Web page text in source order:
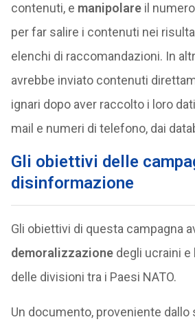
contenuti, e manipolareil
per far salire i contenuti nei
elenchi di raccomandazioni. In
avrebbe inviato contenuti
ignari dopo aver raccolto i loro
mail e numeri di telefono, dai
Gli obiettivi delle
disinformazione
Gli obiettivi di questa campagna
demoralizzazionedegli ucraini
delle divisioni tra i Paesi NATO.
Un documento, proveniente